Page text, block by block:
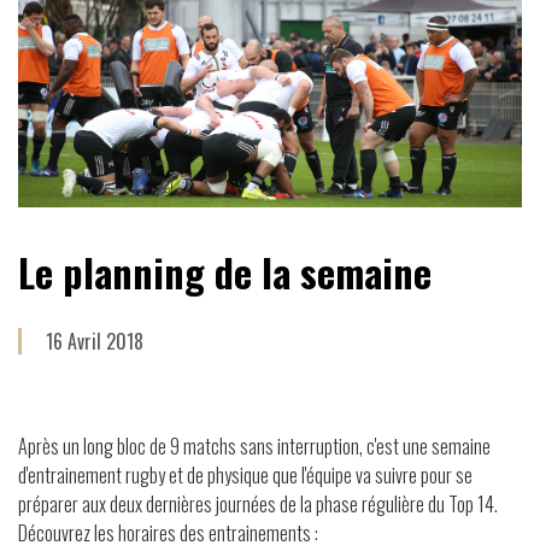
Le planning de la semaine
16 Avril 2018
Après un long bloc de 9 matchs sans interruption, c'est une semaine
d'entrainement rugby et de physique que l'équipe va suivre pour se
préparer aux deux dernières journées de la phase régulière du Top 14.
Découvrez les horaires des entrainements :